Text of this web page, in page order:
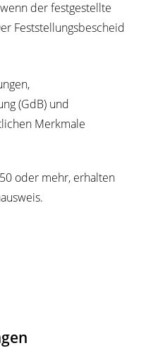
der festgestellte
Feststellungsbescheid
(GdB) und
Merkmale
oder mehr, erhalten